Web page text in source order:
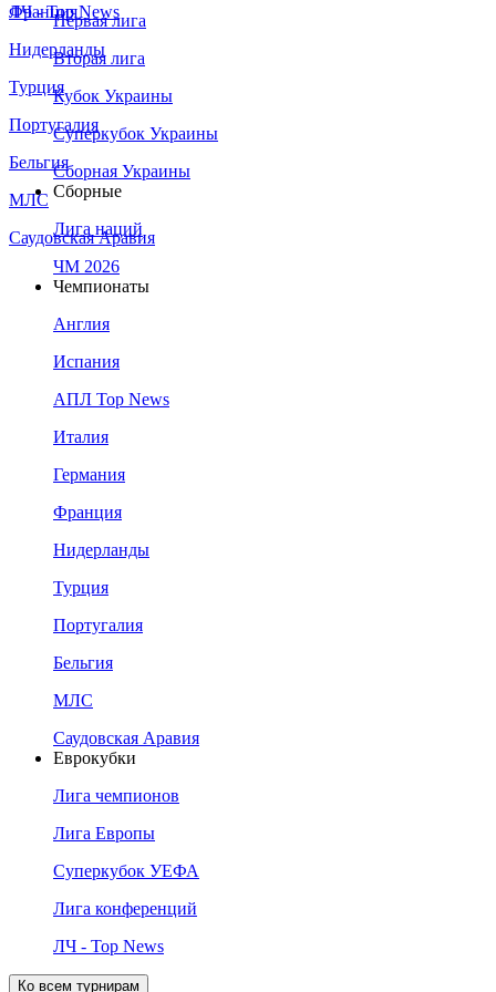
Франция
Нидерланды
Турция
Португалия
Бельгия
МЛС
Саудовская Аравия
ЛЧ - Top News
Первая лига
Вторая лига
Кубок Украины
Суперкубок Украины
Сборная Украины
Сборные
Лига наций
ЧМ 2026
Чемпионаты
Англия
Испания
АПЛ Top News
Италия
Германия
Франция
Нидерланды
Турция
Португалия
Бельгия
МЛС
Саудовская Аравия
Еврокубки
Лига чемпионов
Лига Европы
Суперкубок УЕФА
Лига конференций
ЛЧ - Top News
Ко всем турнирам